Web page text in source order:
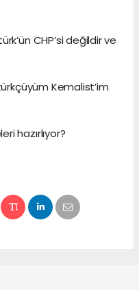
CHP’si değildir ve
Kemalist’im
hazırlıyor?